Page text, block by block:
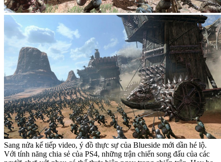
Sang nửa kế tiếp video, ý đồ thực sự của Blueside mới dần hé lộ.
Với tính năng chia sẻ của PS4, những trận chiến song đấu của các